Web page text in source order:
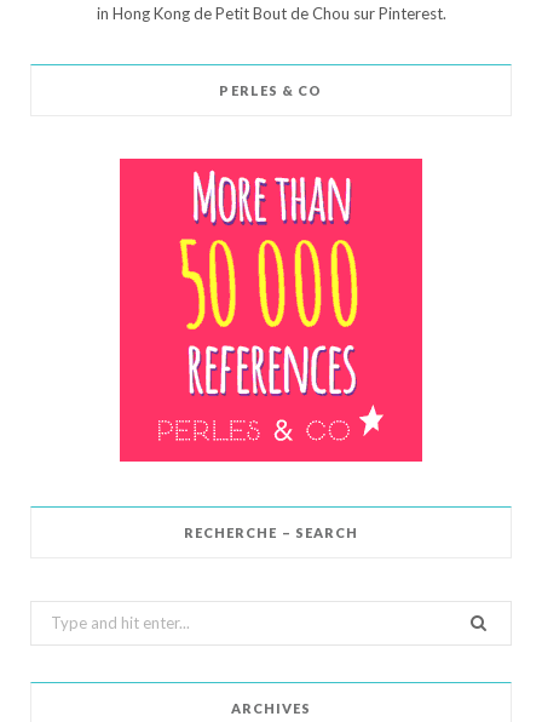
in Hong Kong de Petit Bout de Chou sur Pinterest.
PERLES & CO
RECHERCHE – SEARCH
Search
for:
ARCHIVES